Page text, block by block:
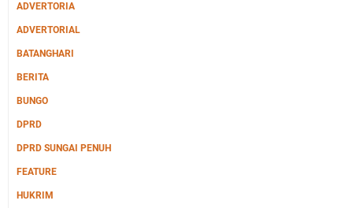
ADVERTORIA
ADVERTORIAL
BATANGHARI
BERITA
BUNGO
DPRD
DPRD SUNGAI PENUH
FEATURE
HUKRIM